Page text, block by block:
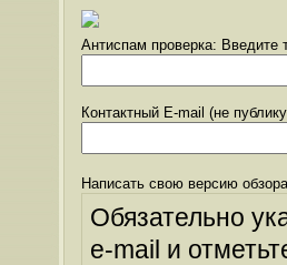
Антиспам проверка: Введите
Контактный E-mail (не
Написать свою версию
Обязательно
e-mail и